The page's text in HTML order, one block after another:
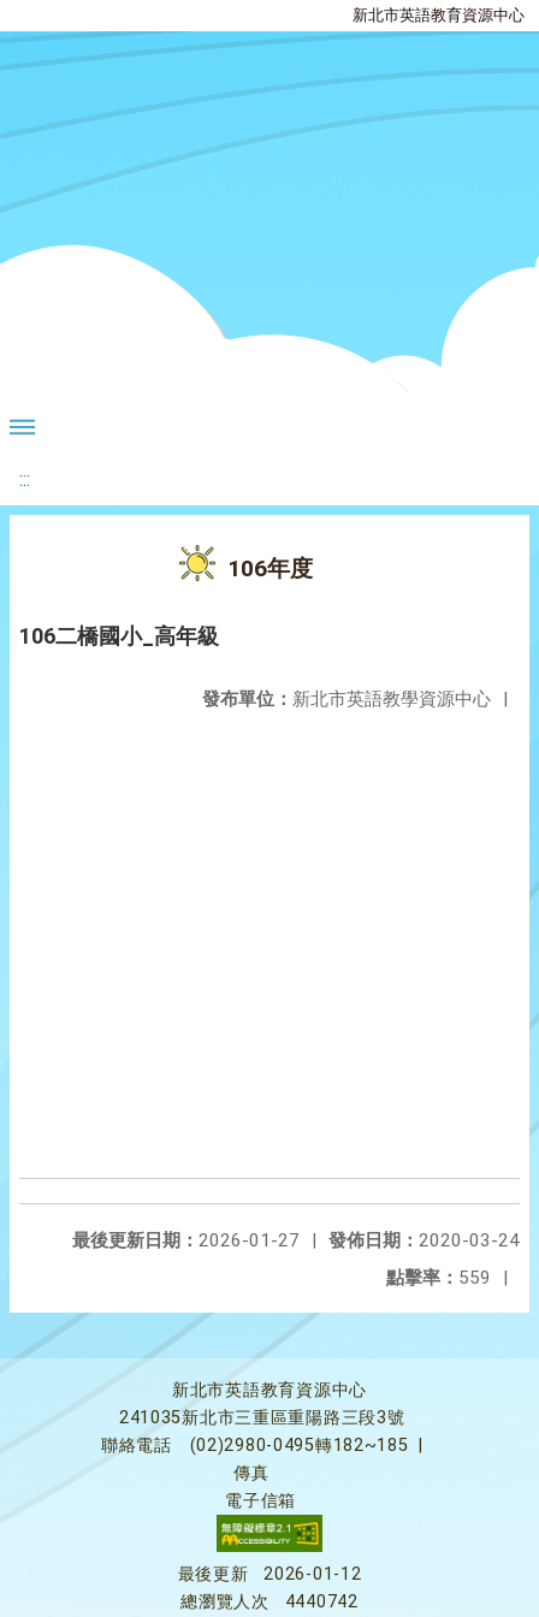
新北市英語教育資源中心
:::
106年度
106二橋國小_高年級
發布單位： 新北市英語教學資源中心 |
發佈日期： 2020-03-24
最後更新日期： 2026-01-27
|
點擊率： 559 |
新北市英語教育資源中心
241035新北市三重區重陽路三段3號
聯絡電話
(02)2980-0495轉182~185
傳真
電子信箱
最後更新
2026-01-12
總瀏覽人次
4440742